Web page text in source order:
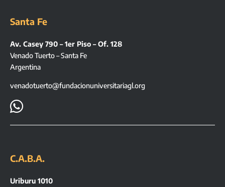
Santa Fe
Av. Casey 790 – 1er Piso – Of. 128
Venado Tuerto – Santa Fe
Argentina
venadotuerto@fundacionuniversitariagl.org

C.A.B.A.
Uriburu 1010